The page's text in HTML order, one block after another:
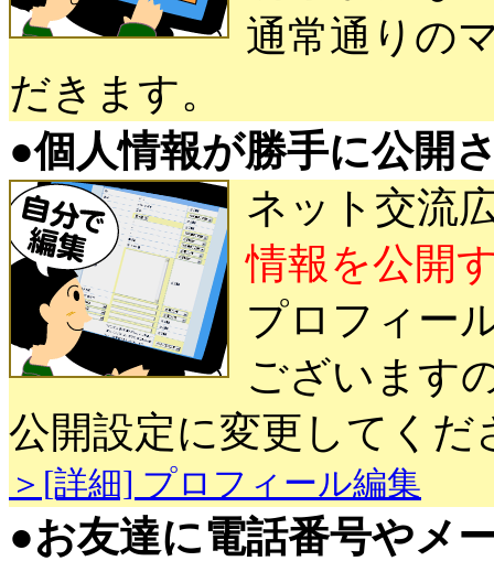
通常通りの
だきます。
●個人情報が勝手に公開
ネット交流
情報を公開
プロフィー
ございます
公開設定に変更してくだ
＞[詳細] プロフィール編集
●お友達に電話番号やメ